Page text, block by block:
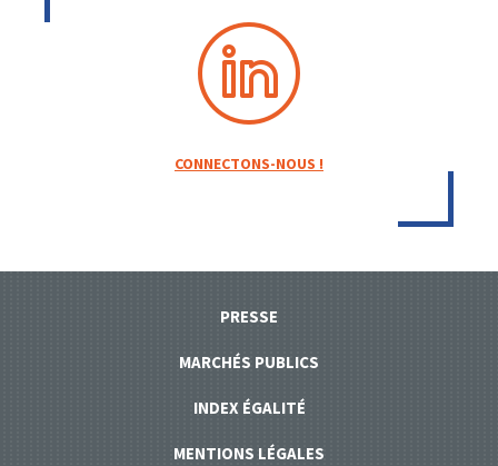
CONNECTONS-NOUS !
PRESSE
MARCHÉS PUBLICS
INDEX ÉGALITÉ
MENTIONS LÉGALES